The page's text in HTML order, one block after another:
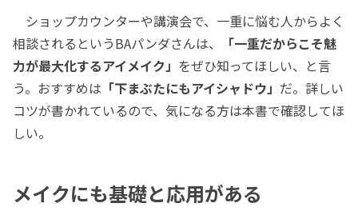
ショップカウンターや講演会で、一重に悩む人からよく
相談されるというBAパンダさんは、
「一重だからこそ魅
力が最大化するアイメイク」 をぜひ知ってほしい、と言
う。おすすめは 「下まぶたにもアイシャドウ」 だ。詳しい
コツが書かれているので、気になる方は本書で確認してほ
しい。
メイクにも基礎と応用がある